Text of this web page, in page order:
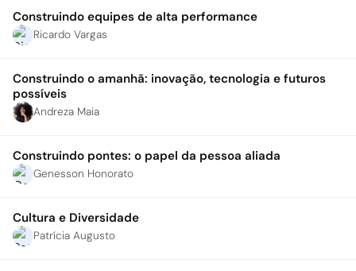
Construindo equipes de alta performance
Ricardo Vargas
Construindo o amanhã: inovação, tecnologia e futuros
possíveis
Andreza Maia
Construindo pontes: o papel da pessoa aliada
Genesson Honorato
Cultura e Diversidade
Patrícia Augusto